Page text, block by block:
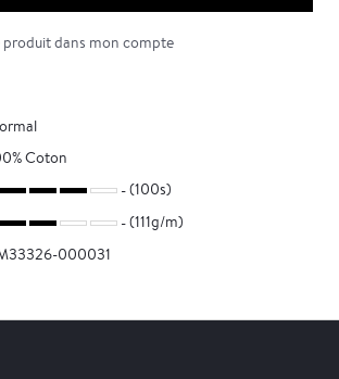
produit dans mon compte
Coton
(100s)
(111g/m)
000031